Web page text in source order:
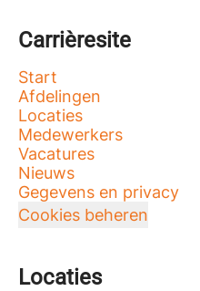
Carrièresite
Start
Afdelingen
Locaties
Medewerkers
Vacatures
Nieuws
Gegevens en privacy
Cookies beheren
Locaties